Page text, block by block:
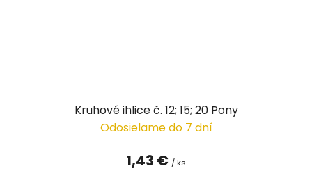
Kruhové ihlice č. 12; 15; 20 Pony
Odosielame do 7 dní
1,43 € / ks